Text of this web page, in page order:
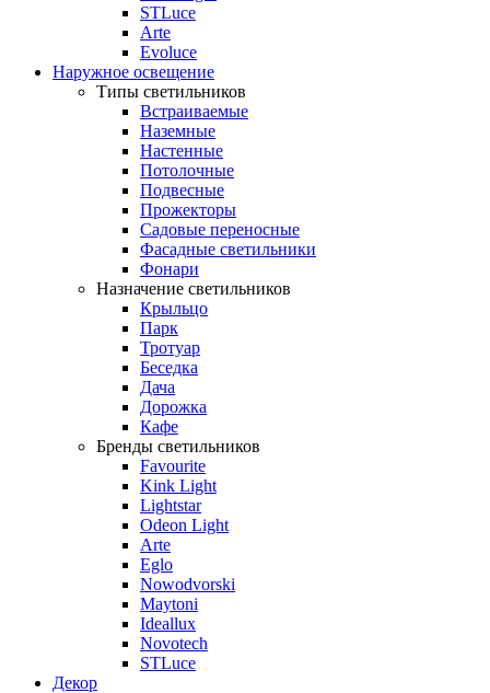
STLuce
Arte
Evoluce
Наружное освещение
Типы светильников
Встраиваемые
Наземные
Настенные
Потолочные
Подвесные
Прожекторы
Садовые переносные
Фасадные светильники
Фонари
Назначение светильников
Крыльцо
Парк
Тротуар
Беседка
Дача
Дорожка
Кафе
Бренды светильников
Favourite
Kink Light
Lightstar
Odeon Light
Arte
Eglo
Nowodvorski
Maytoni
Ideallux
Novotech
STLuce
Декор